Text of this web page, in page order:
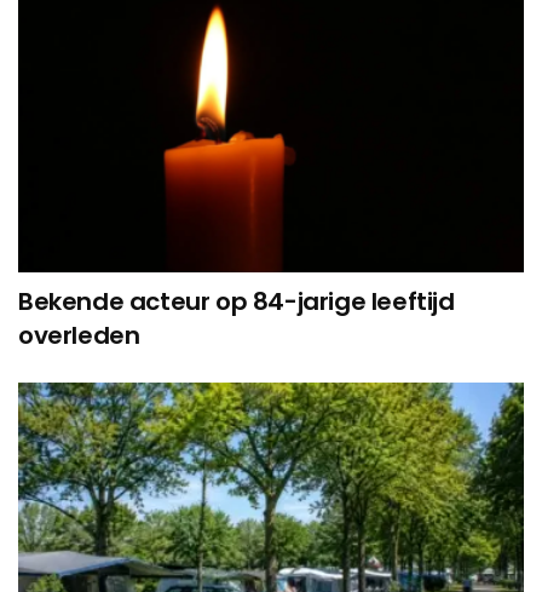
Bekende acteur op 84-jarige leeftijd
overleden